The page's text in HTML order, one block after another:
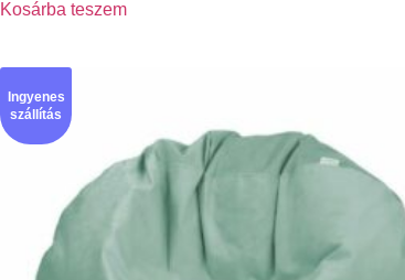
Kosárba teszem
Ingyenes
szállítás